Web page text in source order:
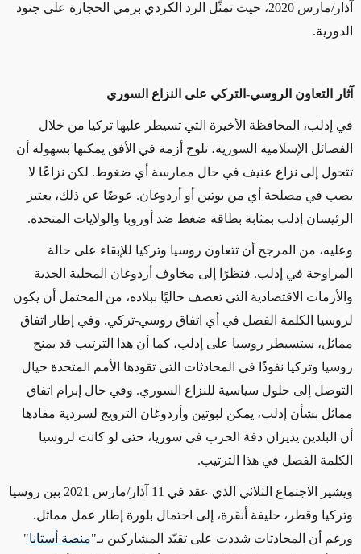
آذار/مارس 2020، حيث تمثّل الرد الكردي برمي الحجارة على جنود
الدورية.
آثار التعاون الروسي-التركي على النزاع السوري
في إدلب، المحافظة الأخيرة التي تسيطر عليها تركيا من خلال
الفصائل الإسلامية السورية، تلوح أزمة في الأفق يمكنها بسهولة أن
تتحول إلى نزاع عنيف في حال ممارسة أي ضغوط. لكن نزاعًا لا
يصب في مصلحة أي من بوتين أو أردوغان. عوضًا عن ذلك، يعتبر
الرئيسان إدلب بمثابة بطاقة ضغط ضد أوروبا والولايات المتحدة.
وعليه، من المرجح أن تتعاون روسيا وتركيا للإبقاء على حالة
المراوحة في إدلب. فنظرًا إلى مخاوف أردوغان المحلية الجدية
والأزمات الاقتصادية التي تعصف حاليًا ببلاده، من المحتمل أن يكون
لروسيا الكلمة الفصل في أي اتفاق روسي-تركي. وفي إطار اتفاق
مماثل، ستسيطر روسيا على إدلب، كما أن هذا الترتيب قد يمنح
روسيا وتركيا نفوذًا في المحادثات التي تقودها الأمم المتحدة حيال
التوصل إلى حلول سياسية للنزاع السوري. وفي حال إبرام اتفاق
مماثل بشأن إدلب، يمكن لبوتين وأردوغان الترويج لسردية مفادها
أن البلدين يديران دفة الحرب في سوريا، حتى لو كانت لروسيا
الكلمة الفصل في هذا الترتيب.
ويشير الاجتماع الثلاثي الذي عقد في 11 آذار/مارس 2021 بين روسيا
وتركيا وقطر، حليفة أنقرة، إلى احتمال بلورة إطار عمل مماثل.
ورغم أن المحادثات شددت على تقيّد المشاركين بـ"منصة أستانا"